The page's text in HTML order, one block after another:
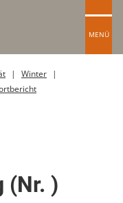
MENÜ
Winter
(Nr. )